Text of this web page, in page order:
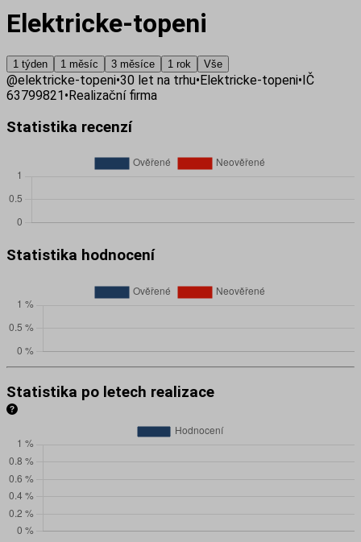
Elektricke-topeni
1 týden 1 měsíc 3 měsíce 1 rok Vše
@elektricke-topeni•30 let na trhu•Elektricke-topeni•IČ
63799821•Realizační firma
Statistika recenzí
Statistika hodnocení
Statistika po letech realizace